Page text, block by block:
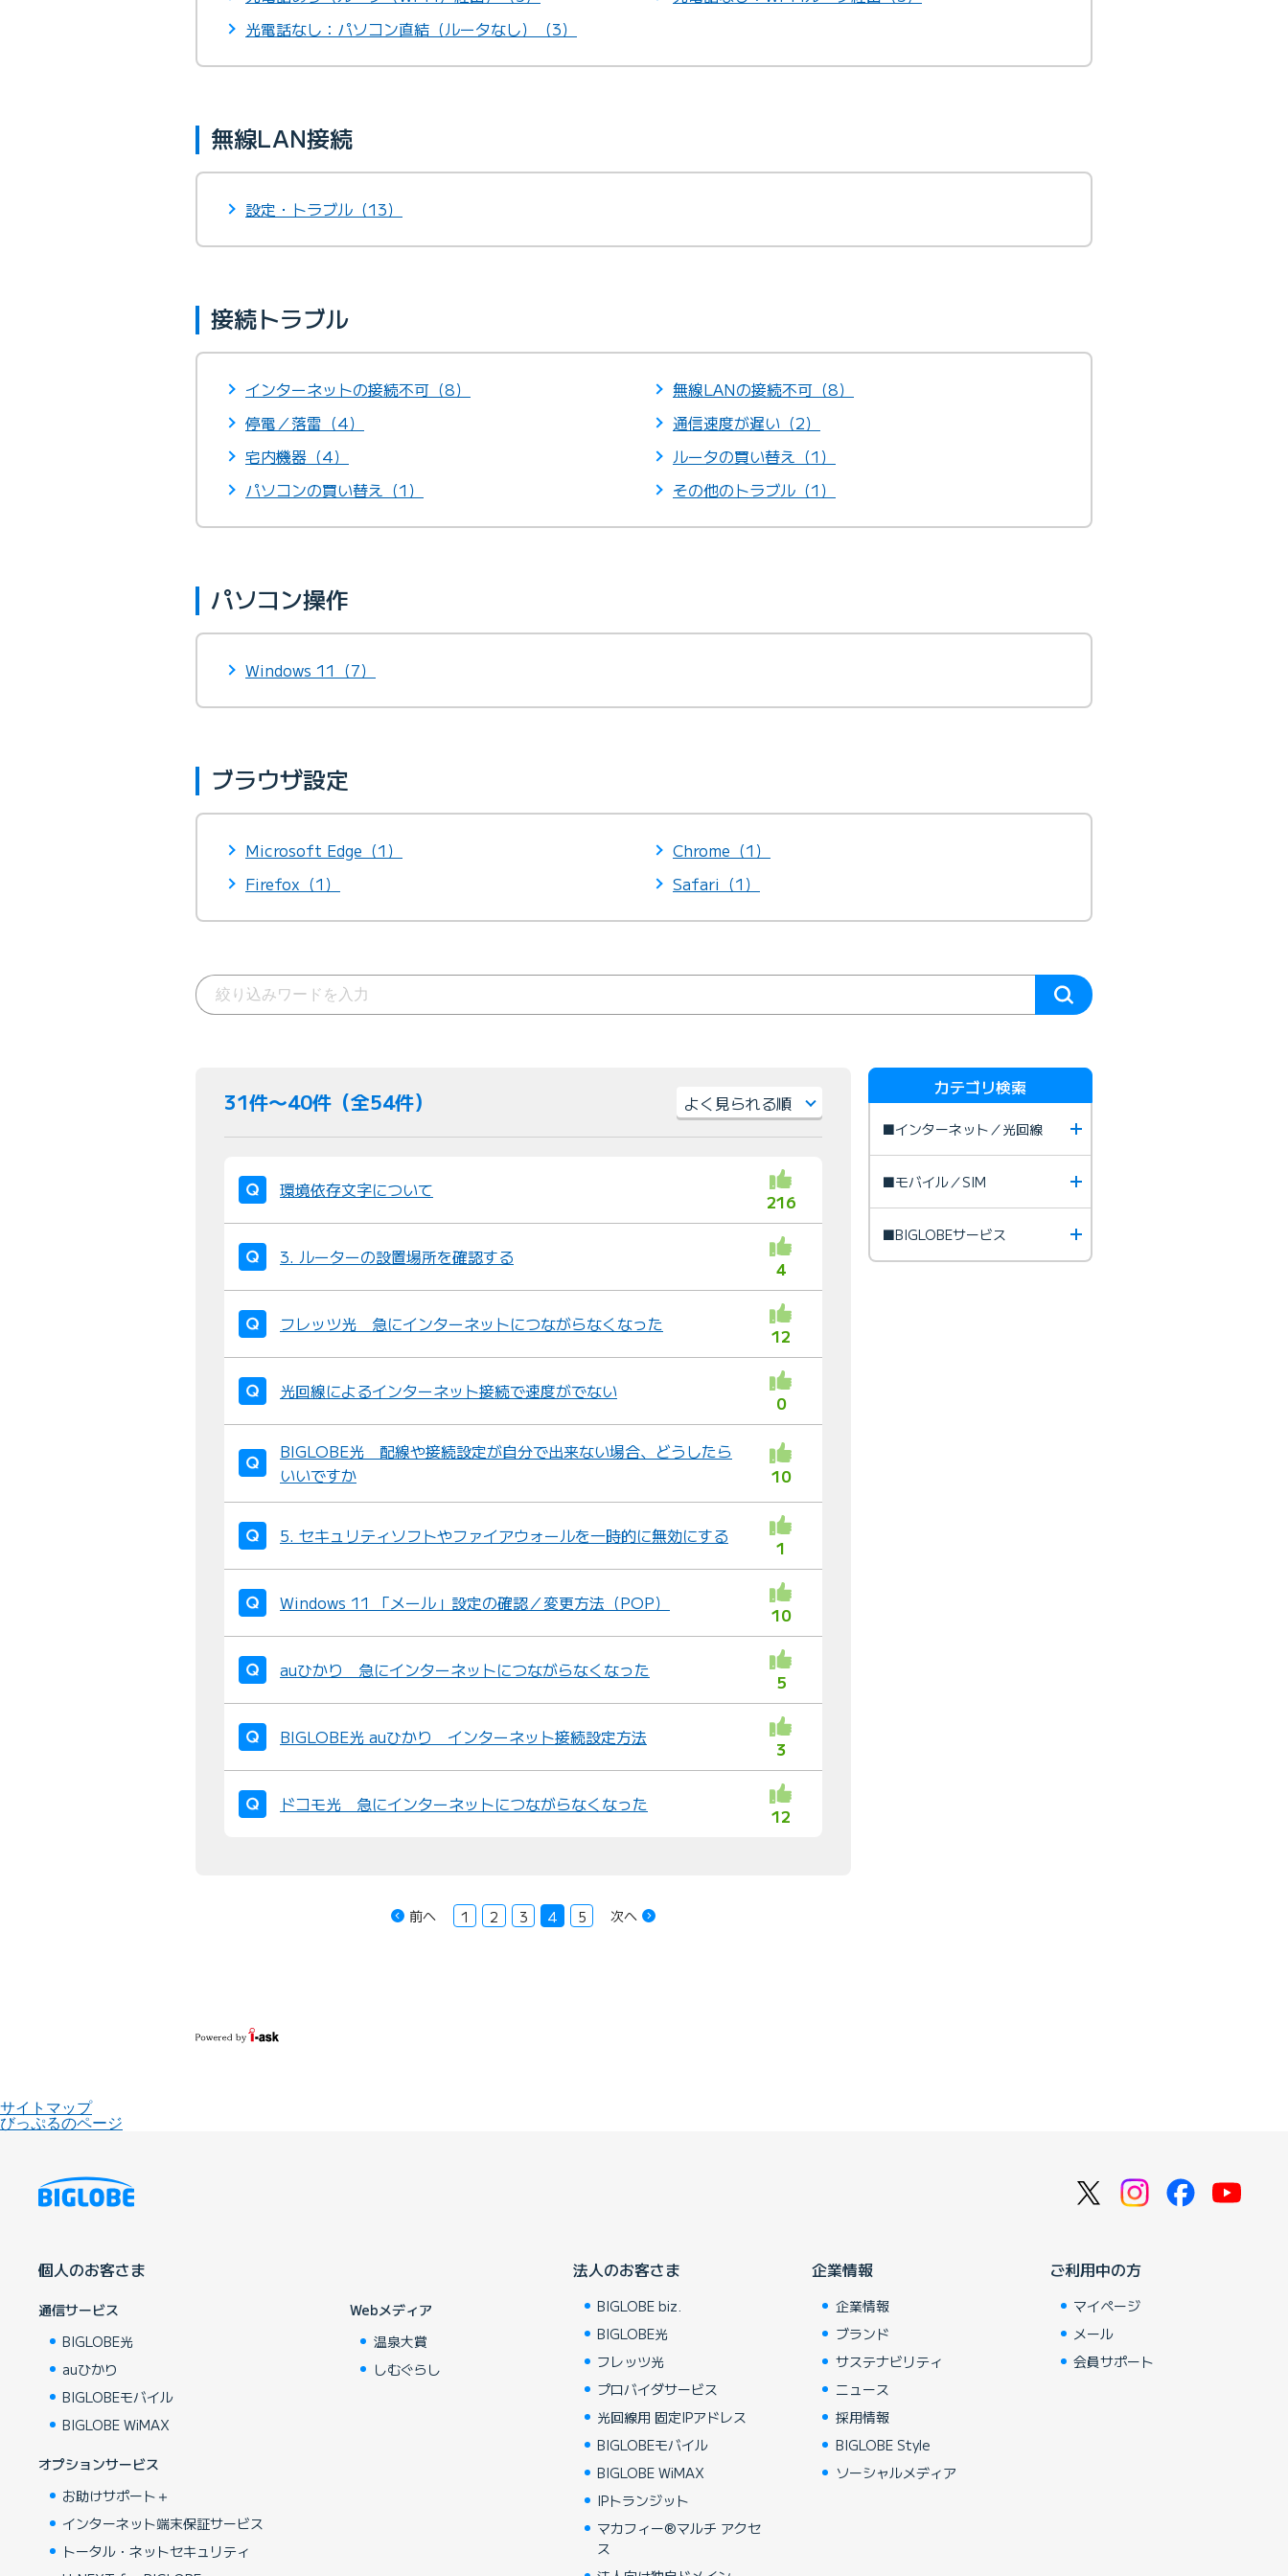
光電話なし：パソコン直結（ルータなし）（3）
無線LAN接続
設定・トラブル（13）
接続トラブル
インターネットの接続不可（8）
無線LANの接続不可（8）
停電／落雷（4）
通信速度が遅い（2）
宅内機器（4）
ルータの買い替え（1）
パソコンの買い替え（1）
その他のトラブル（1）
パソコン操作
Windows 11（7）
ブラウザ設定
Microsoft Edge（1）
Chrome（1）
Firefox（1）
Safari（1）
31件〜40件（全54件）
並
環境依存文字について
216
3. ルーターの設置場所を確認する
4
フレッツ光 急にインターネットにつながらなくなった
12
光回線によるインターネット接続で速度がでない
0
BIGLOBE光 配線や接続設定が自分で出来ない場合、どうしたら
いいですか
10
5. セキュリティソフトやファイアウォールを一時的に無効にする
1
Windows 11 「メール」設定の確認／変更方法（POP）
10
auひかり 急にインターネットにつながらなくなった
5
BIGLOBE光 auひかり インターネット接続設定方法
3
ドコモ光 急にインターネットにつながらなくなった
12
前へ 1 2 3 4 5 次へ
カテゴリ検索
■インターネット／光回線
■モバイル／SIM
■BIGLOBEサービス
サイトマップ
びっぷるのページ
個人のお客さま
通信サービス
BIGLOBE光
auひかり
BIGLOBEモバイル
BIGLOBE WiMAX
オプションサービス
お助けサポート＋
インターネット端末保証サービス
トータル・ネットセキュリティ
Webメディア
温泉大賞
しむぐらし
法人のお客さま
BIGLOBE biz.
BIGLOBE光
フレッツ光
プロバイダサービス
光回線用 固定IPアドレス
BIGLOBEモバイル
BIGLOBE WiMAX
IPトランジット
マカフィー®マルチ アクセ
ス
企業情報
企業情報
ブランド
サステナビリティ
ニュース
採用情報
BIGLOBE Style
ソーシャルメディア
ご利用中の方
マイページ
メール
会員サポート